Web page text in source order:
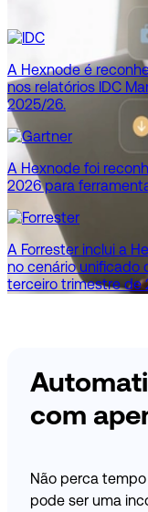
A Hexnode é
nos relatórios IDC
2025/26.
A Hexnode foi
2026 para
A Forrester inclui a
no cenário unificado
terceiro trimestre de
com
Não perca
pode ser uma